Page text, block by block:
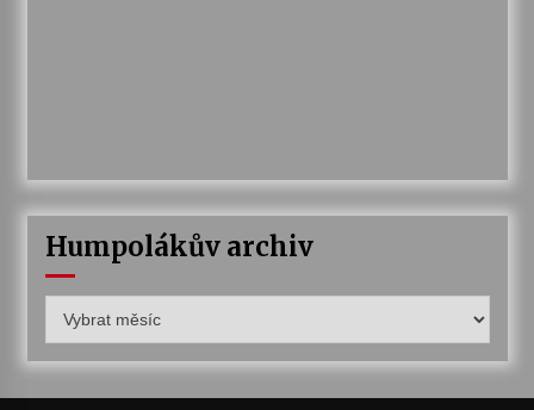
Humpolákův archiv
archiv